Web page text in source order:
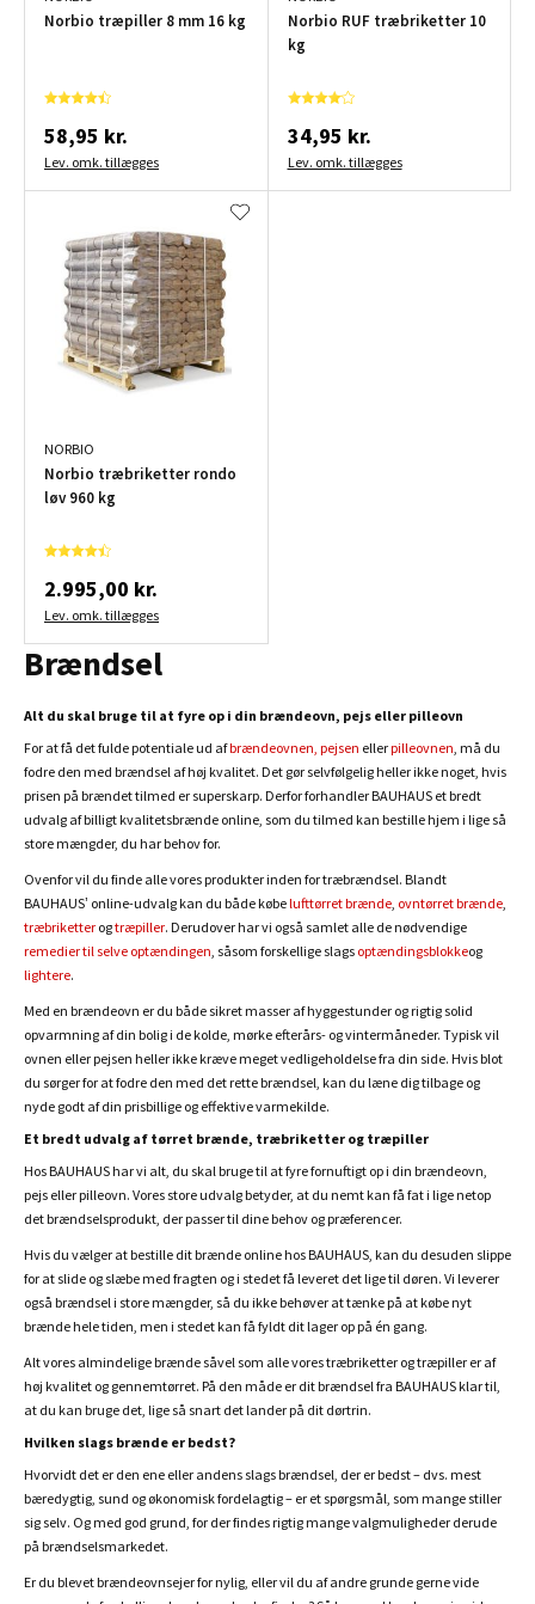
Norbio træpiller 8 mm 16 kg
58,95 kr.
Lev. omk. tillægges
Norbio RUF træbriketter 10
kg
34,95 kr.
Lev. omk. tillægges
NORBIO
Norbio træbriketter rondo
løv 960 kg
2.995,00 kr.
Lev. omk. tillægges
Brændsel
Alt du skal bruge til at fyre op i din brændeovn, pejs eller pilleovn
For at få det fulde potentiale ud afbrændeovnen, pejsen ellerpilleovnen, må du
fodre den med brændsel af høj kvalitet. Det gør selvfølgelig heller ikke noget, hvis
prisen på brændet tilmed er superskarp. Derfor forhandler BAUHAUS et bredt
udvalg af billigt kvalitetsbrænde online, som du tilmed kan bestille hjem i lige så
store mængder, du har behov for.
Ovenfor vil du finde alle vores produkter inden for træbrændsel. Blandt
BAUHAUS’ online-udvalg kan du både købelufttørret brænde, ovntørret brænde,
træbriketter ogtræpiller. Derudover har vi også samlet alle de nødvendige
remedier til selve optændingen, såsom forskellige slags optændingsblokkeog
lightere.
Med en brændeovn er du både sikret masser af hyggestunder og rigtig solid
opvarmning af din bolig i de kolde, mørke efterårs- og vintermåneder. Typisk vil
ovnen eller pejsen heller ikke kræve meget vedligeholdelse fra din side. Hvis blot
du sørger for at fodre den med det rette brændsel, kan du læne dig tilbage og
nyde godt af din prisbillige og effektive varmekilde.
Et bredt udvalg af tørret brænde, træbriketter og træpiller
Hos BAUHAUS har vi alt, du skal bruge til at fyre fornuftigt op i din brændeovn,
pejs eller pilleovn. Vores store udvalg betyder, at du nemt kan få fat i lige netop
det brændselsprodukt, der passer til dine behov og præferencer.
Hvis du vælger at bestille dit brænde online hos BAUHAUS, kan du desuden slippe
for at slide og slæbe med fragten og i stedet få leveret det lige til døren. Vi leverer
også brændsel i store mængder, så du ikke behøver at tænke på at købe nyt
brænde hele tiden, men i stedet kan få fyldt dit lager op på én gang.
Alt vores almindelige brænde såvel som alle vores træbriketter og træpiller er af
høj kvalitet og gennemtørret. På den måde er dit brændsel fra BAUHAUS klar til,
at du kan bruge det, lige så snart det lander på dit dørtrin.
Hvilken slags brænde er bedst?
Hvorvidt det er den ene eller andens slags brændsel, der er bedst – dvs. mest
bæredygtig, sund og økonomisk fordelagtig – er et spørgsmål, som mange stiller
sig selv. Og med god grund, for der findes rigtig mange valgmuligheder derude
på brændselsmarkedet.
Er du blevet brændeovnsejer for nylig, eller vil du af andre grunde gerne vide